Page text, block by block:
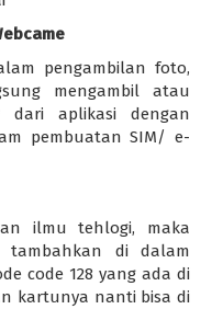
pengambilan foto,
mengambil atau
dari aplikasi dengan
pembuatan SIM/ e-
ilmu tehlogi, maka
di dalam
code 128 yang ada di
kartunya nanti bisa di